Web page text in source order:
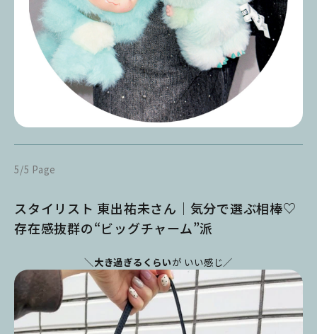
5/5 Page
スタイリスト 東出祐未さん｜気分で選ぶ相棒♡
存在感抜群の“ビッグチャーム”派
＼ 大き過ぎるくらいが いい感じ／